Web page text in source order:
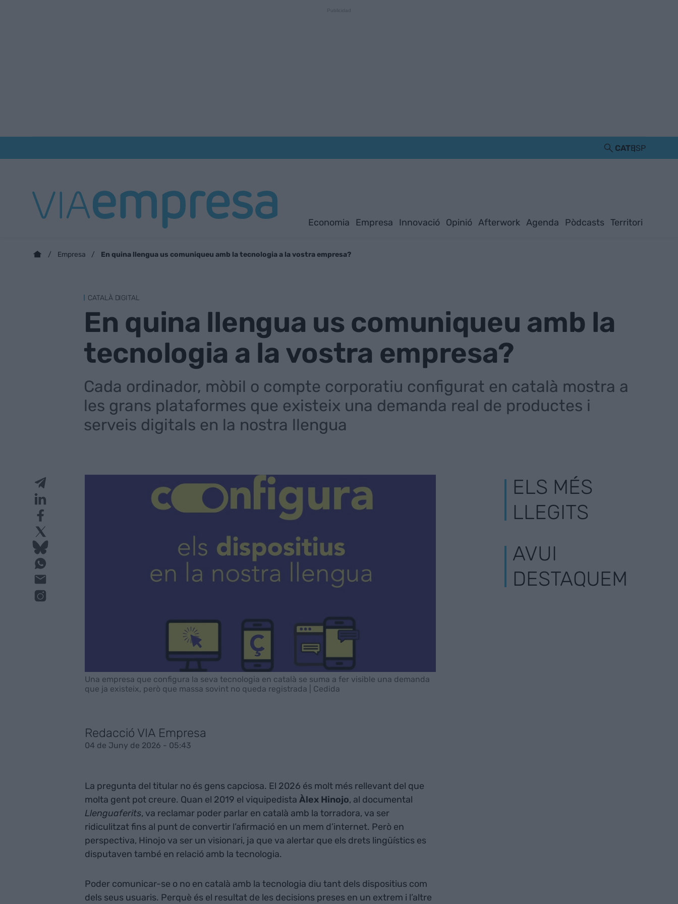
CATESP
Economia Empresa Innovació Opinió Afterwork Agenda Pòdcasts Territori
Empresa En quina llengua us comuniqueu amb la tecnologia a la vostra empresa?
CATALÀ DIGITAL
En quina llengua us comuniqueu amb la
tecnologia a la vostra empresa?
Cada ordinador, mòbil o compte corporatiu configurat en català mostra a
les grans plataformes que existeix una demanda real de productes i
serveis digitals en la nostra llengua
Una empresa que configura la seva tecnologia en català se suma a fer visible una demanda
que ja existeix, però que massa sovint no queda registrada | Cedida
Redacció VIA Empresa
04 de Juny de 2026 - 05:43
La pregunta del titular no és gens capciosa. El 2026 és molt més rellevant del que
molta gent pot creure. Quan el 2019 el viquipedista Àlex Hinojo, al documental
Llenguaferits, va reclamar poder parlar en català amb la torradora, va ser
ridiculitzat fins al punt de convertir l’afirmació en un mem d’internet. Però en
perspectiva, Hinojo va ser un visionari, ja que va alertar que els drets lingüístics es
disputaven també en relació amb la tecnologia.
Poder comunicar-se o no en català amb la tecnologia diu tant dels dispositius com
dels seus usuaris. Perquè és el resultat de les decisions preses en un extrem i l’altre
ELS MÉS
LLEGITS
AVUI
DESTAQUEM